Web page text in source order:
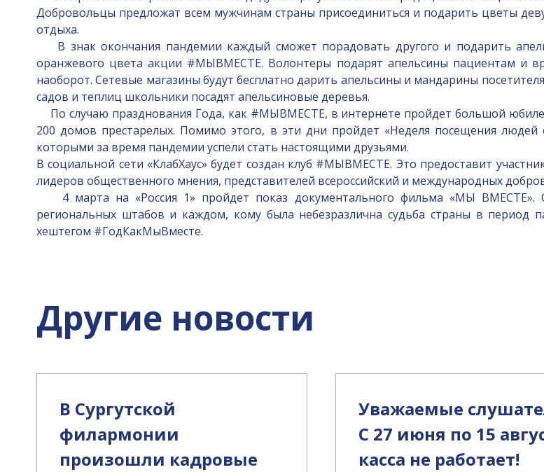
Добровольцы предложат всем мужчинам страны присоединиться и подарить цветы
отдыха.
В знак окончания пандемии каждый сможет порадовать другого и подарить
оранжевого цвета акции #МЫВМЕСТЕ. Волонтеры подарят апельсины пациентам и
наоборот. Сетевые магазины будут бесплатно дарить апельсины и мандарины
садов и теплиц школьники посадят апельсиновые деревья.
По случаю празднования Года, как #МЫВМЕСТЕ, в интернете пройдет большой
200 домов престарелых. Помимо этого, в эти дни пройдет «Неделя посещения людей
которыми за время пандемии успели стать настоящими друзьями.
В социальной сети «КлабХаус» будет создан клуб #МЫВМЕСТЕ. Это предоставит
лидеров общественного мнения, представителей всероссийский и международных
4 марта на «Россия 1» пройдет показ документального фильма «МЫ ВМЕСТЕ».
региональных штабов и каждом, кому была небезразлична судьба страны в период
хештегом #ГодКакМыВместе.
Другие новости
В Сургутской
филармонии
произошли кадровые
Уважаемые
С 27 июня по 15
касса не работает!